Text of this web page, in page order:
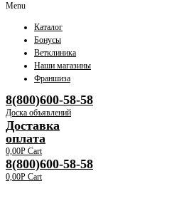
Menu
Каталог
Бонусы
Ветклиника
Наши магазины
Франшиза
8(800)600-58-58
Доска объявлений
Доставка
оплата
0,00Р Cart
8(800)600-58-58
0,00Р Cart